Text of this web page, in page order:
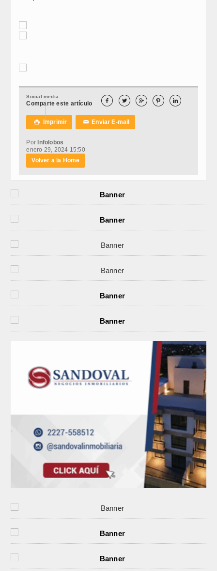
Social media
Comparte este artículo     
 Imprimir ✉Enviar E-mail
PorInfolobos
enero 29, 2024 15:50
Volver a la Home